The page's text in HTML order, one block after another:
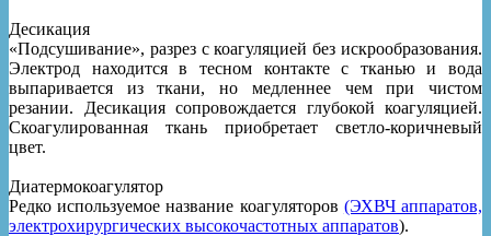
Десикация
«Подсушивание», разрез с коагуляцией без искрообразования.
Электрод находится в тесном контакте с тканью и вода
выпаривается из ткани, но медленнее чем при чистом
резании. Десикация сопровождается глубокой коагуляцией.
Скоагулированная ткань приобретает светло-коричневый
цвет.
Диатермокоагулятор
Редко используемое название коагуляторов (ЭХВЧ аппаратов,
электрохирургических высокочастотных аппаратов).